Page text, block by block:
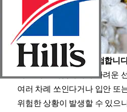
여러 차례 쏘인다면 위험합니
게 쏘이면 따끔하거나 가려운
여러 차례 쏘인다거나 입안 또
위험한 상황이 발생할 수 있으